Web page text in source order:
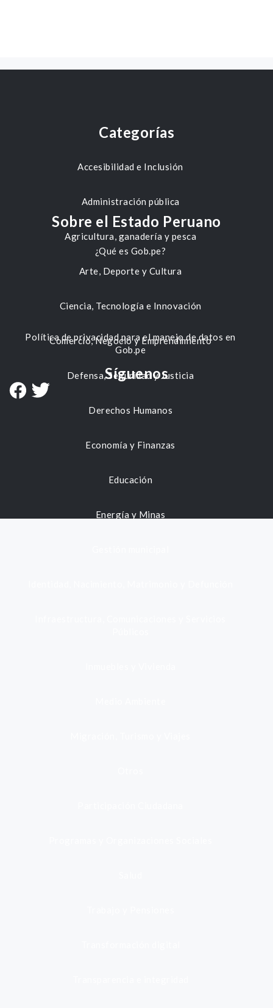
Categorías
Accesibilidad e Inclusión
Administración pública
Agricultura, ganadería y pesca
Arte, Deporte y Cultura
Ciencia, Tecnología e Innovación
Comercio, Negocio y Emprendimiento
Defensa, Seguridad y Justicia
Derechos Humanos
Economía y Finanzas
Educación
Energía y Minas
Sobre el Estado Peruano
¿Qué es Gob.pe?
Política de privacidad para el manejo de datos en
Gob.pe
Síguenos